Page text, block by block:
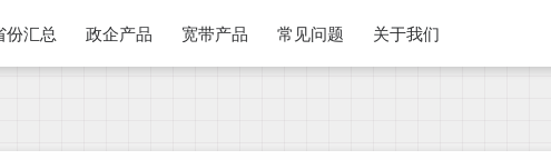
份汇总 政企产品 宽带产品 常见问题 关于我们